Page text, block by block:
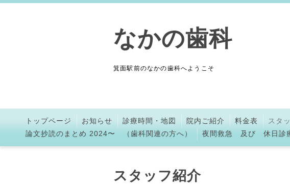
なかの歯科
箕面駅前のなかの歯科へようこそ
トップページ お知らせ 診療時間・地図 院内ご紹介 料金表 スタ
論文抄読のまとめ 2024〜 （歯科関連の方へ）
夜間救急 及び 休日診
スタッフ紹介